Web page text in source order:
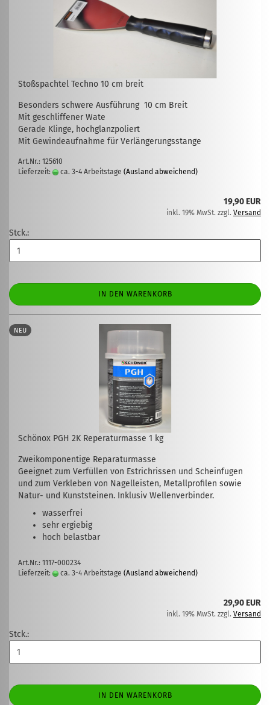
Stoßspachtel Techno 10 cm breit
Besonders schwere Ausführung 10 cm Breit
Mit geschliffener Wate
Gerade Klinge, hochglanzpoliert
Mit Gewindeaufnahme für Verlängerungsstange
Art.Nr.: 125610
Lieferzeit:
ca. 3-4 Arbeitstage (Ausland abweichend)
19,90 EUR
inkl. 19% MwSt. zzgl. Versand
Stck.:
IN DEN WARENKORB
NEU
Schönox PGH 2K Reperaturmasse 1 kg
Zweikomponentige Reparaturmasse
Geeignet zum Verfüllen von Estrichrissen und Scheinfugen
und zum Verkleben von Nagelleisten, Metallprofilen sowie
Natur- und Kunststeinen. Inklusiv Wellenverbinder.
wasserfrei
sehr ergiebig
hoch belastbar
Art.Nr.: 1117-000234
Lieferzeit:
ca. 3-4 Arbeitstage (Ausland abweichend)
29,90 EUR
inkl. 19% MwSt. zzgl. Versand
Stck.:
IN DEN WARENKORB